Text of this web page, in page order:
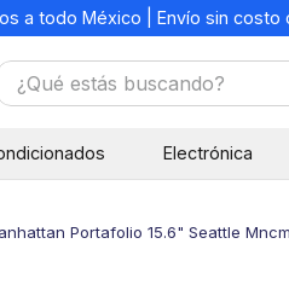
a todo México | Envío sin
estás buscando?
Electrónica
Portafolio 15.6" Seattle